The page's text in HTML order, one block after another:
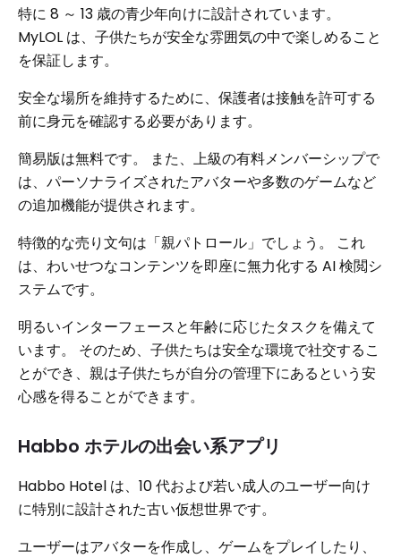
特に 8 ～ 13 歳の青少年向けに設計されています。
MyLOL は、子供たちが安全な雰囲気の中で楽しめること
を保証します。
安全な場所を維持するために、保護者は接触を許可する
前に身元を確認する必要があります。
簡易版は無料です。 また、上級の有料メンバーシップで
は、パーソナライズされたアバターや多数のゲームなど
の追加機能が提供されます。
特徴的な売り文句は「親パトロール」でしょう。 これ
は、わいせつなコンテンツを即座に無力化する AI 検閲シ
ステムです。
明るいインターフェースと年齢に応じたタスクを備えて
います。 そのため、子供たちは安全な環境で社交するこ
とができ、親は子供たちが自分の管理下にあるという安
心感を得ることができます。
Habbo ホテルの出会い系アプリ
Habbo Hotel は、10 代および若い成人のユーザー向け
に特別に設計された古い仮想世界です。
ユーザーはアバターを作成し、ゲームをプレイしたり、